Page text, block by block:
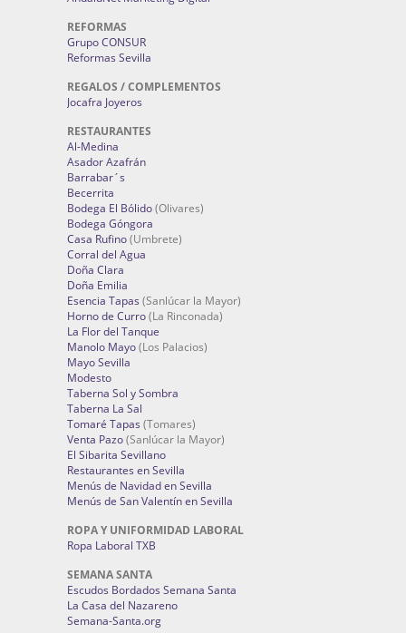
REFORMAS
Grupo CONSUR
Reformas Sevilla
REGALOS / COMPLEMENTOS
Jocafra Joyeros
RESTAURANTES
Al-Medina
Asador Azafrán
Barrabar´s
Becerrita
Bodega El Bólido(Olivares)
Bodega Góngora
Casa Rufino(Umbrete)
Corral del Agua
Doña Clara
Doña Emilia
Esencia Tapas (Sanlúcar la Mayor)
Horno de Curro(La Rinconada)
La Flor del Tanque
Manolo Mayo(Los Palacios)
Mayo Sevilla
Modesto
Taberna Sol y Sombra
Taberna La Sal
Tomaré Tapas (Tomares)
Venta Pazo(Sanlúcar la Mayor)
El Sibarita Sevillano
Restaurantes en Sevilla
Menús de Navidad en Sevilla
Menús de San Valentín en Sevilla
ROPA Y UNIFORMIDAD LABORAL
Ropa Laboral TXB
SEMANA SANTA
Escudos Bordados Semana Santa
La Casa del Nazareno
Semana-Santa.org